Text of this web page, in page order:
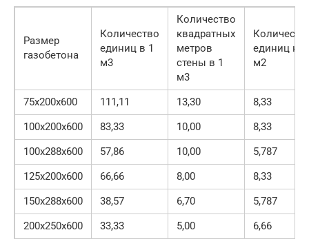
Размер
газобетона
Количество
единиц в 1
м3
Количество
квадратных
метров
стены в 1
м3
единиц на
м2
75х200х600 111,11 13,30
8,33
100х200х600
83,33 10,00
8,33
100х288х600
57,86 10,00
5,787
125х200х600
66,66 8,00
8,33
150x288x600
38,57 6,70
5,787
200х250х600
33,33 5,00
6,66